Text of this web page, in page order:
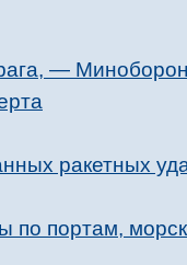
—
ракетных
портам,